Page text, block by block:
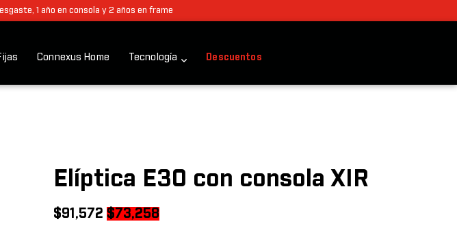
1 año en consola y 2 años en frame
Connexus Home Tecnología Descuentos
Elíptica E30 con consola XIR
$91,572 Original
$73,258